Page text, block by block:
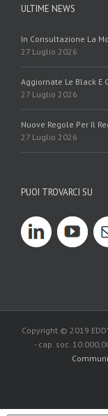
ULTIME NEWS
In Consultazione La
27 Luglio 2026
Aggiornate Le Black E
27 Luglio 2026
Nuove Regole Per Il
27 Luglio 2026
PUOI TROVARCI SU
Copyright © 2019
- cap. soc.